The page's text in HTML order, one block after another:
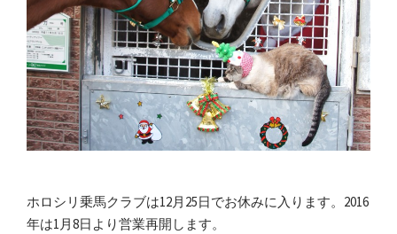
ホロシリ乗馬クラブは12月25日でお休みに入ります。2016
年は1月8日より営業再開します。